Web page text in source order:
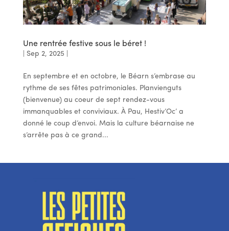
Une rentrée festive sous le béret !
Sep 2, 2025
En septembre et en octobre, le Béarn s’embrase au
rythme de ses fêtes patrimoniales. Planvienguts
(bienvenue) au coeur de sept rendez-vous
immanquables et conviviaux. À Pau, Hestiv’Oc’ a
donné le coup d’envoi. Mais la culture béarnaise ne
s’arrête pas à ce grand...